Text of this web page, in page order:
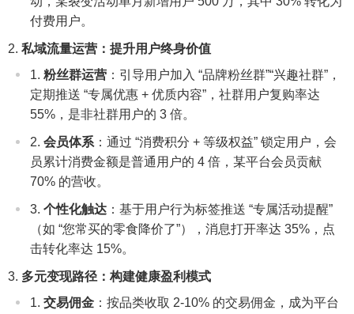
付费用户。
私域流量运营：提升用户终身价值
粉丝群运营 ：引导用户加入 “品牌粉丝群”“兴趣社群”，
定期推送 “专属优惠 + 优质内容”，社群用户复购率达
55%，是非社群用户的 3 倍。
会员体系 ：通过 “消费积分 + 等级权益” 锁定用户，会
员累计消费金额是普通用户的 4 倍，某平台会员贡献
70% 的营收。
个性化触达 ：基于用户行为标签推送 “专属活动提醒”
（如 “您常买的零食降价了”），消息打开率达 35%，点
击转化率达 15%。
多元变现路径：构建健康盈利模式
交易佣金 ：按品类收取 2-10% 的交易佣金，成为平台